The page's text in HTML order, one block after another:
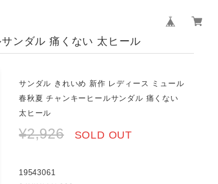
ンダル 痛くない 太ヒール
サンダル きれいめ 新作 レディース ミュール
春秋夏 チャンキーヒールサンダル 痛くない
太ヒール
¥2,926 SOLD OUT
19543061